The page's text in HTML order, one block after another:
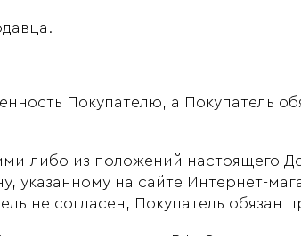
Покупателю, а Покупатель
либо из положений настоящего
указанному на сайте Интернет-
не согласен, Покупатель обязан